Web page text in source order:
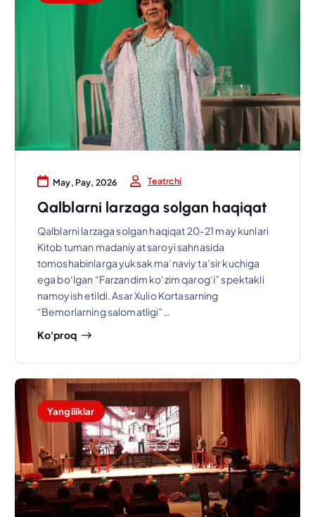
May, Pay, 2026 Teatrchi
Qalblarni larzaga solgan haqiqat
Qalblarni larzaga solgan haqiqat 20-21 may kunlari
Kitob tuman madaniyat saroyi sahnasida
tomoshabinlarga yuksak ma’naviy ta’sir kuchiga
ega bo‘lgan “Farzandim ko‘zim qarog‘i” spektakli
namoyish etildi. Asar Xulio Kortasarning
“Bemorlarning salomatligi”…
Ko'proq
Yangiliklar